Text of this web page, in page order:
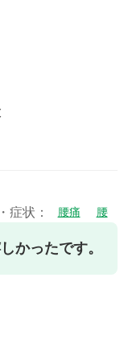
症状： 腰痛 腰
かったです。